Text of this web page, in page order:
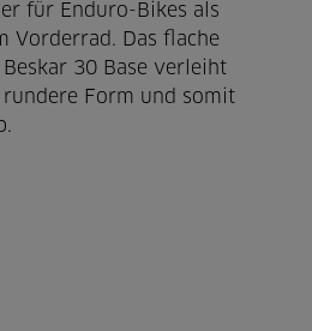
für Enduro-Bikes als
Vorderrad. Das flache
30 Base verleiht
rundere Form und somit